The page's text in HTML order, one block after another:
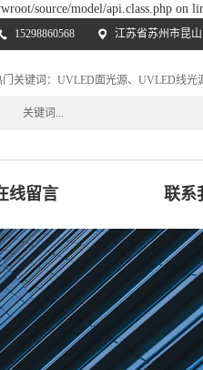
source/model/api.class.php on
15298860568 江苏省苏州市昆
关键词： UVLED面光源 UVLED线光
线留言 联系